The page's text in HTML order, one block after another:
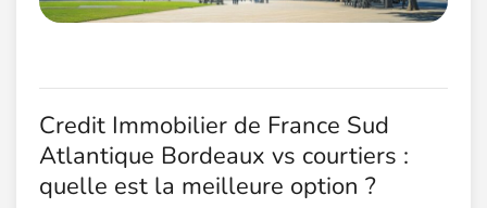
Credit Immobilier de France Sud
Atlantique Bordeaux vs courtiers :
quelle est la meilleure option ?